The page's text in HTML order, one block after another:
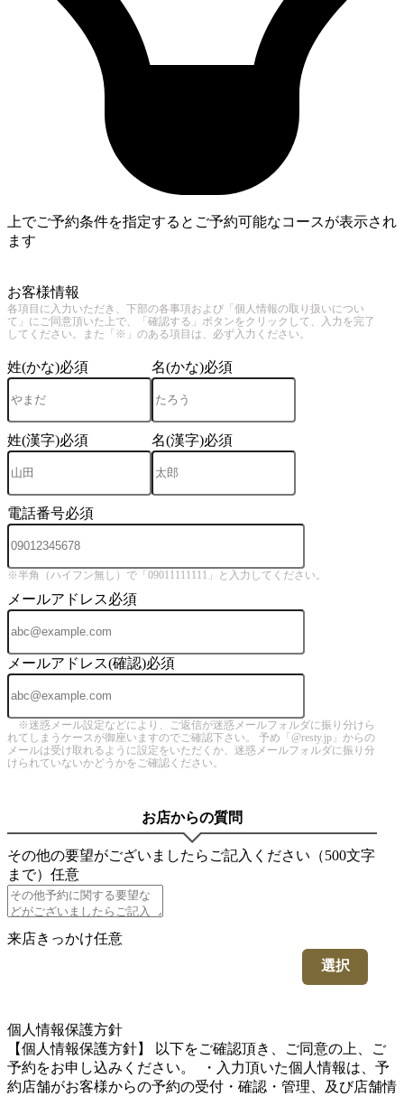
上でご予約条件を指定するとご予約可能なコースが表示され
ます
お客様情報
各項目に入力いただき、下部の各事項および「個人情報の取り扱いについ
て」にご同意頂いた上で、「確認する」ボタンをクリックして、入力を完了
してください。また「※」のある項目は、必ず入力ください。
姓(かな)必須 名(かな)必須
姓(漢字)必須 名(漢字)必須
電話番号必須
※半角（ハイフン無し）で「09011111111」と入力してください。
メールアドレス必須
メールアドレス(確認)必須
※迷惑メール設定などにより、ご返信が迷惑メールフォルダに振り分けら
れてしまうケースが御座いますのでご確認下さい。 予め「@resty.jp」からの
メールは受け取れるように設定をいただくか、迷惑メールフォルダに振り分
けられていないかどうかをご確認ください。
お店からの質問
その他の要望がございましたらご記入ください（500文字
まで） 任意
来店きっかけ任意
選択
個人情報保護方針
【個人情報保護方針】 以下をご確認頂き、ご同意の上、ご
予約をお申し込みください。 ・入力頂いた個人情報は、予
約店舗がお客様からの予約の受付・確認・管理、及び店舗情